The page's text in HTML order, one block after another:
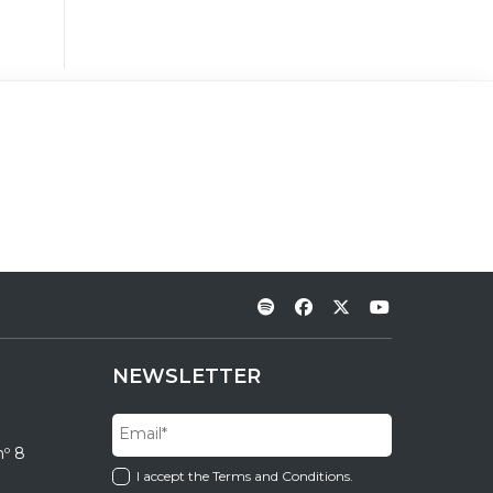
8
NEWSLETTER
I accept the Terms and Conditions.